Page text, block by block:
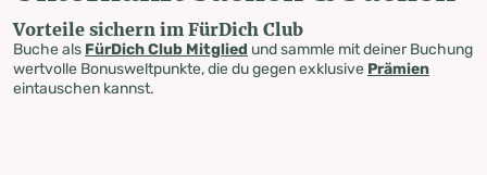
Vorteile sichern im FürDich Club
Buche als FürDich Club Mitglied und sammle mit deiner Buchung
wertvolle Bonusweltpunkte, die du gegen exklusive Prämien
eintauschen kannst.